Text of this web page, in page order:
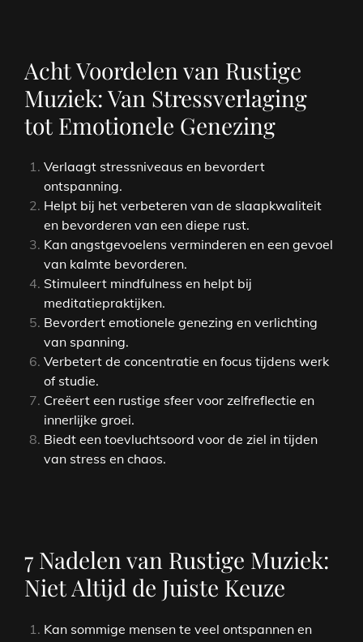
Acht Voordelen van Rustige
Muziek: Van Stressverlaging
tot Emotionele Genezing
Verlaagt stressniveaus en bevordert
ontspanning.
Helpt bij het verbeteren van de slaapkwaliteit
en bevorderen van een diepe rust.
Kan angstgevoelens verminderen en een gevoel
van kalmte bevorderen.
Stimuleert mindfulness en helpt bij
meditatiepraktijken.
Bevordert emotionele genezing en verlichting
van spanning.
Verbetert de concentratie en focus tijdens werk
of studie.
Creëert een rustige sfeer voor zelfreflectie en
innerlijke groei.
Biedt een toevluchtsoord voor de ziel in tijden
van stress en chaos.
7 Nadelen van Rustige Muziek:
Niet Altijd de Juiste Keuze
Kan sommige mensen te veel ontspannen en